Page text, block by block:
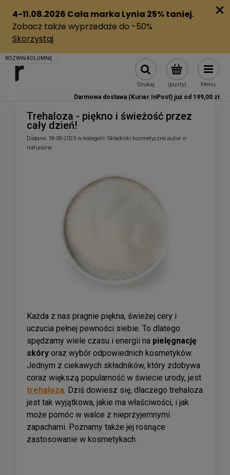
(pusty)
Szukaj Menu
Darmowa dostawa (Kurier InPost) już od 199,00 zł.
Trehaloza - piękno i świeżość przez
cały dzień!
Dodano: 18-09-2023 w kategorii: Składniki kosmetyczne autor: e-
naturalne
Każda z nas pragnie piękna, świeżej cery i
uczucia pełnej pewności siebie. To dlatego
spędzamy wiele czasu i energii na pielęgnację
skóry oraz wybór odpowiednich kosmetyków.
Jednym z ciekawych składników, który zdobywa
coraz większą popularność w świecie urody, jest
trehaloza. Dziś dowiesz się, dlaczego trehaloza
jest tak wyjątkowa, jakie ma właściwości, i jak
może pomóc w walce z nieprzyjemnymi
zapachami. Poznamy także jej rosnące
zastosowanie w kosmetykach.